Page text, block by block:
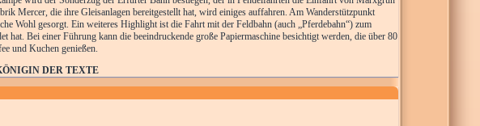
Mercer, die ihre Gleisanlagen bereitgestellt hat, wird einiges auffahren. Am Wanderstützpunkt
Wohl gesorgt. Ein weiteres Highlight ist die Fahrt mit der Feldbahn (auch „Pferdebahn“) zum
Bei einer Führung kann die beeindruckende große Papiermaschine besichtigt werden, die über 80
und Kuchen genießen.
DER TEXTE